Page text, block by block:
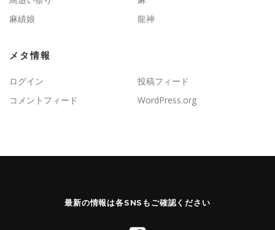
麻績娘
龍神
メタ情報
ログイン
投稿フィード
コメントフィード
WordPress.org
最新の情報は各SNSもご確認ください